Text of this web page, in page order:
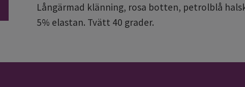
Långärmad klänning, rosa botten, petrolblå
5% elastan. Tvätt 40 grader.